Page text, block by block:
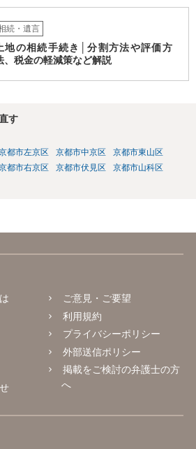
続・遺言
地の相続手続き│分割方法や評価方
、税金の軽減策など解説
す
都市左京区 京都市中京区
京都市東山区
都市右京区 京都市伏見区
京都市山科区
ご意見・ご要望
利用規約
プライバシーポリシー
外部送信ポリシー
掲載をご検討の弁護士の方
へ